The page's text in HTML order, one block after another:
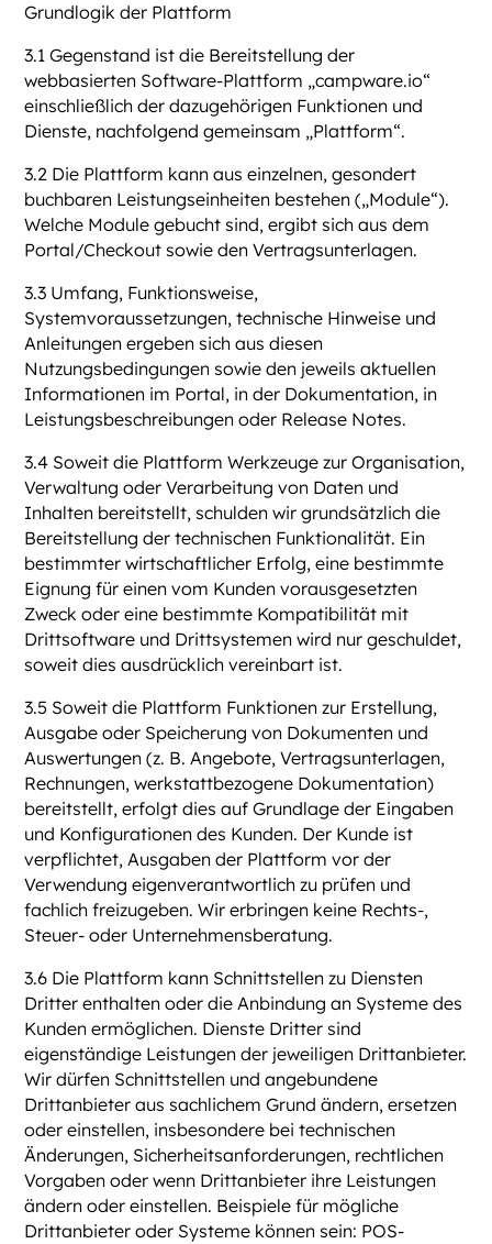
Grundlogik der Plattform
3.1 Gegenstand ist die Bereitstellung der
webbasierten Software-Plattform „campware.io“
einschließlich der dazugehörigen Funktionen und
Dienste, nachfolgend gemeinsam „Plattform“.
3.2 Die Plattform kann aus einzelnen, gesondert
buchbaren Leistungseinheiten bestehen („Module“).
Welche Module gebucht sind, ergibt sich aus dem
Portal/Checkout sowie den Vertragsunterlagen.
3.3 Umfang, Funktionsweise,
Systemvoraussetzungen, technische Hinweise und
Anleitungen ergeben sich aus diesen
Nutzungsbedingungen sowie den jeweils aktuellen
Informationen im Portal, in der Dokumentation, in
Leistungsbeschreibungen oder Release Notes.
3.4 Soweit die Plattform Werkzeuge zur Organisation,
Verwaltung oder Verarbeitung von Daten und
Inhalten bereitstellt, schulden wir grundsätzlich die
Bereitstellung der technischen Funktionalität. Ein
bestimmter wirtschaftlicher Erfolg, eine bestimmte
Eignung für einen vom Kunden vorausgesetzten
Zweck oder eine bestimmte Kompatibilität mit
Drittsoftware und Drittsystemen wird nur geschuldet,
soweit dies ausdrücklich vereinbart ist.
3.5 Soweit die Plattform Funktionen zur Erstellung,
Ausgabe oder Speicherung von Dokumenten und
Auswertungen (z. B. Angebote, Vertragsunterlagen,
Rechnungen, werkstattbezogene Dokumentation)
bereitstellt, erfolgt dies auf Grundlage der Eingaben
und Konfigurationen des Kunden. Der Kunde ist
verpflichtet, Ausgaben der Plattform vor der
Verwendung eigenverantwortlich zu prüfen und
fachlich freizugeben. Wir erbringen keine Rechts-,
Steuer- oder Unternehmensberatung.
3.6 Die Plattform kann Schnittstellen zu Diensten
Dritter enthalten oder die Anbindung an Systeme des
Kunden ermöglichen. Dienste Dritter sind
eigenständige Leistungen der jeweiligen Drittanbieter.
Wir dürfen Schnittstellen und angebundene
Drittanbieter aus sachlichem Grund ändern, ersetzen
oder einstellen, insbesondere bei technischen
Änderungen, Sicherheitsanforderungen, rechtlichen
Vorgaben oder wenn Drittanbieter ihre Leistungen
ändern oder einstellen. Beispiele für mögliche
Drittanbieter oder Systeme können sein: POS-